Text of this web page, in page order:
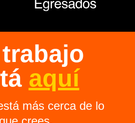
aquí
más cerca de lo